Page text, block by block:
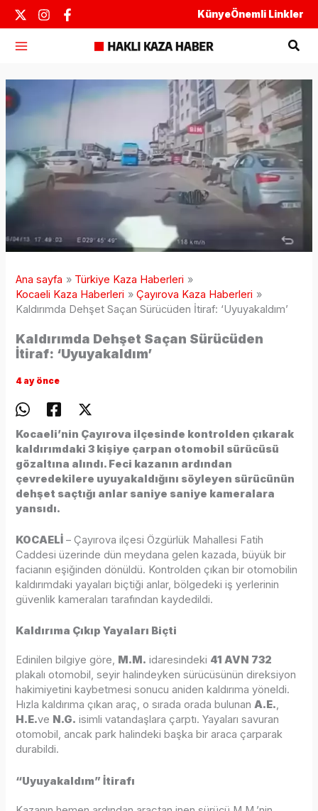
İçeriğe
atla
KünyeÖnemli Linkler
Ana sayfa
Türkiye Kaza Haberleri
Kocaeli Kaza Haberleri
Çayırova Kaza Haberleri
Kaldırımda Dehşet Saçan Sürücüden İtiraf: ‘Uyuyakaldım’
Kaldırımda Dehşet Saçan Sürücüden
İtiraf: ‘Uyuyakaldım’
4 ay önce
Kocaeli’nin Çayırova ilçesinde kontrolden çıkarak
kaldırımdaki 3 kişiye çarpan otomobil sürücüsü
gözaltına alındı. Feci kazanın ardından
çevredekilere uyuyakaldığını söyleyen sürücünün
dehşet saçtığı anlar saniye saniye kameralara
yansıdı.
KOCAELİ – Çayırova ilçesi Özgürlük Mahallesi Fatih
Caddesi üzerinde dün meydana gelen kazada, büyük bir
facianın eşiğinden dönüldü. Kontrolden çıkan bir otomobilin
kaldırımdaki yayaları biçtiği anlar, bölgedeki iş yerlerinin
güvenlik kameraları tarafından kaydedildi.
Kaldırıma Çıkıp Yayaları Biçti
Edinilen bilgiye göre, M.M. idaresindeki 41 AVN 732
plakalı otomobil, seyir halindeyken sürücüsünün direksiyon
hakimiyetini kaybetmesi sonucu aniden kaldırıma yöneldi.
Hızla kaldırıma çıkan araç, o sırada orada bulunanA.E.,
H.E.ve N.G. isimli vatandaşlara çarptı. Yayaları savuran
otomobil, ancak park halindeki başka bir araca çarparak
durabildi.
“Uyuyakaldım” İtirafı